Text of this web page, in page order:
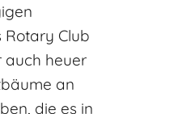
Rotary Club
auch heuer
an
die es in